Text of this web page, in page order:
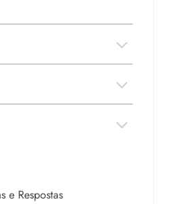
e Respostas